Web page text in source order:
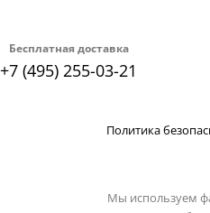
Бесплатная доставка
+7 (495) 255-03-21
Политика
Мы используем